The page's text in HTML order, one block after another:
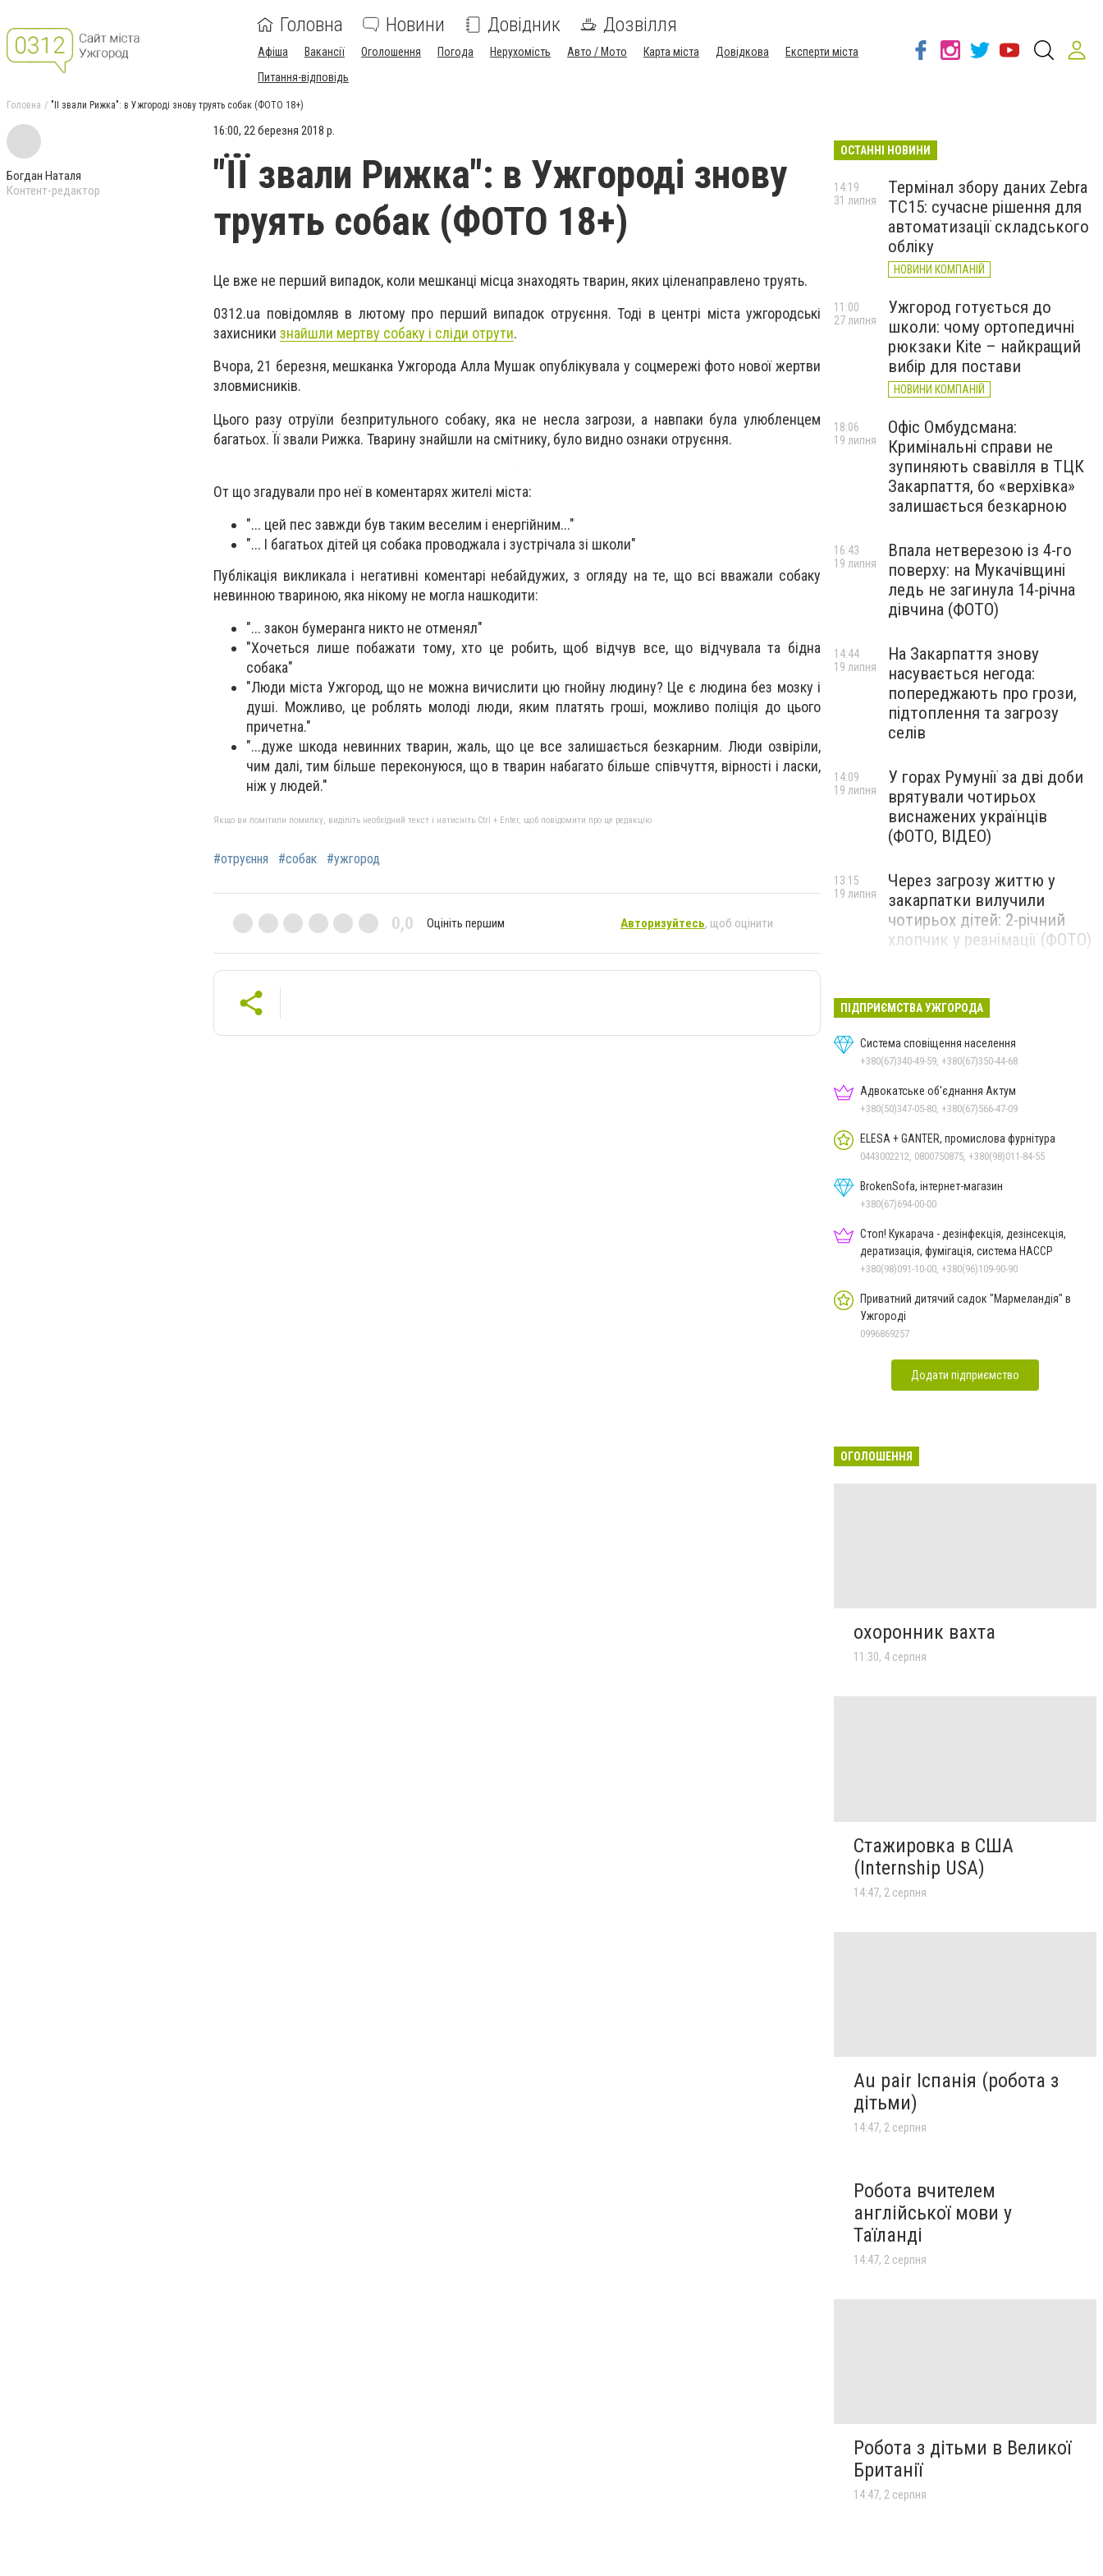
Головна Новини Довідник Дозвілля
Афіша Вакансії Оголошення Погода Нерухомість Авто / Мото Карта міста Довідкова
Експерти міста
Питання-відповідь
Головна "ЇЇ звали Рижка": в Ужгороді знову труять собак (ФОТО 18+)
Богдан Наталя
Контент-редактор
16:00, 22 березня 2018 р.
"ЇЇ звали Рижка": в Ужгороді знову
труять собак (ФОТО 18+)
Це вже не перший випадок, коли мешканці місца знаходять тварин, яких ціленаправлено труять.
0312.ua повідомляв в лютому про перший випадок отруєння. Тоді в центрі міста ужгородські
захисники знайшли мертву собаку і сліди отрути.
Вчора, 21 березня, мешканка Ужгорода Алла Мушак опублікувала у соцмережі фото нової жертви
зловмисників.
Цього разу отруїли безпритульного собаку, яка не несла загрози, а навпаки була улюбленцем
багатьох. Її звали Рижка. Тварину знайшли на смітнику, було видно ознаки отруєння.
От що згадували про неї в коментарях жителі міста:
"... цей пес завжди був таким веселим і енергійним..."
"... І багатьох дітей ця собака проводжала і зустрічала зі школи"
Публікація викликала і негативні коментарі небайдужих, з огляду на те, що всі вважали собаку
невинною твариною, яка нікому не могла нашкодити:
"... закон бумеранга никто не отменял"
"Хочеться лише побажати тому, хто це робить, щоб відчув все, що відчувала та бідна
собака"
"Люди міста Ужгород, що не можна вичислити цю гнойну людину? Це є людина без мозку і
душі. Можливо, це роблять молоді люди, яким платять гроші, можливо поліція до цього
причетна."
"...дуже шкода невинних тварин, жаль, що це все залишається безкарним. Люди озвіріли,
чим далі, тим більше переконуюся, що в тварин набагато більше співчуття, вірності і ласки,
ніж у людей."
Якщо ви помітили помилку, виділіть необхідний текст і натисніть Ctrl + Enter, щоб повідомити про це редакцію
#отруєння #собак #ужгород
0,0 Оцініть першим Авторизуйтесь, щоб оцінити
ОСТАННІ НОВИНИ
Термінал збору даних Zebra
TC15: сучасне рішення для
автоматизації складського
обліку
НОВИНИ КОМПАНІЙ
14:19
31 липня
Ужгород готується до
школи: чому ортопедичні
рюкзаки Kite – найкращий
вибір для постави
НОВИНИ КОМПАНІЙ
11:00
27 липня
Офіс Омбудсмана:
Кримінальні справи не
зупиняють свавілля в ТЦК
Закарпаття, бо «верхівка»
залишається безкарною
18:06
19 липня
Впала нетверезою із 4-го
поверху: на Мукачівщині
ледь не загинула 14-річна
дівчина (ФОТО)
16:43
19 липня
На Закарпаття знову
насувається негода:
попереджають про грози,
підтоплення та загрозу
селів
14:44
19 липня
У горах Румунії за дві доби
врятували чотирьох
виснажених українців
(ФОТО, ВІДЕО)
14:09
19 липня
Через загрозу життю у
закарпатки вилучили
чотирьох дітей: 2-річний
хлопчик у реанімації (ФОТО)
13:15
19 липня
полеглим захисником
Артемом Ромчаком
19 липня
ПІДПРИЄМСТВА УЖГОРОДА
Система сповіщення населення
+380(67)340-49-59, +380(67)350-44-68
Адвокатське об'єднання Актум
+380(50)347-05-80, +380(67)566-47-09
ELESA + GANTER, промислова фурнітура
0443002212, 0800750875, +380(98)011-84-55
BrokenSofa, інтернет-магазин
+380(67)694-00-00
Стоп! Кукарача - дезінфекція, дезінсекція,
дератизація, фумігація, система HACCP
+380(98)091-10-00, +380(96)109-90-90
Приватний дитячий садок "Мармеландія" в
Ужгороді
0996869257
Додати підприємство
ОГОЛОШЕННЯ
охоронник вахта
11:30, 4 серпня
Стажировка в США
(Internship USA)
14:47, 2 серпня
Au pair Іспанія (робота з
дітьми)
14:47, 2 серпня
Робота вчителем
англійської мови у
Таїланді
14:47, 2 серпня
Робота з дітьми в Великої
Британії
14:47, 2 серпня